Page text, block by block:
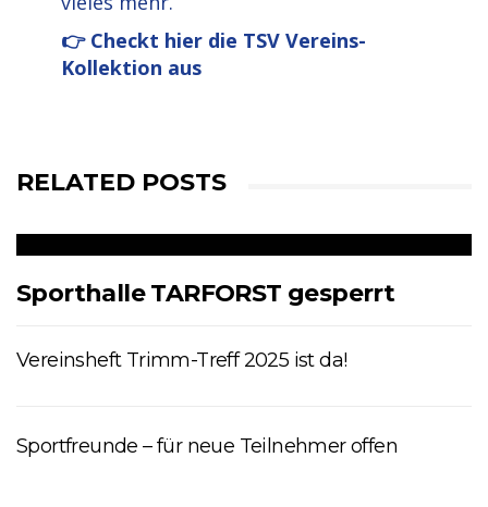
👉 Checkt hier die TSV Vereins-
Kollektion aus
RELATED POSTS
Sporthalle TARFORST gesperrt
Vereinsheft Trimm-Treff 2025 ist da!
Sportfreunde – für neue Teilnehmer offen